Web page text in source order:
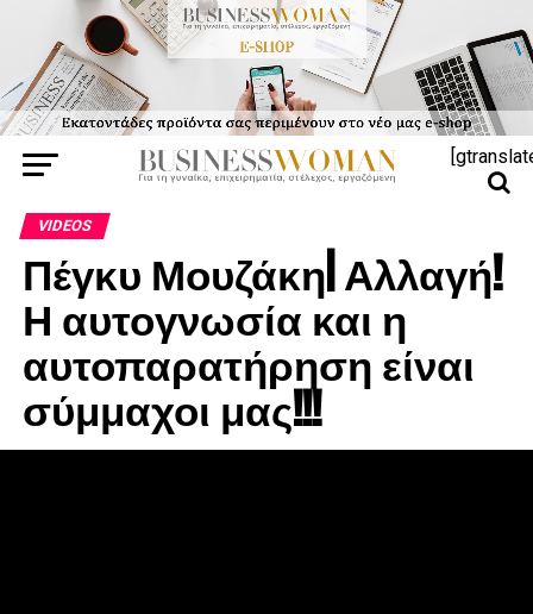
VIDEOS
Πέγκυ Μουζάκη| Αλλαγή!
Η αυτογνωσία και η
αυτοπαρατήρηση είναι
σύμμαχοι μας!!!